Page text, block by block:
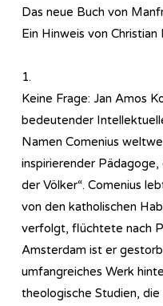
Das neue Buch von
Ein Hinweis von Christian
1.
Keine Frage: Jan Amos
bedeutender
Namen Comenius
inspirierender
der Völker“. Comenius
von den katholischen
verfolgt, flüchtete nach
Amsterdam ist er
umfangreiches Werk
theologische Studien,